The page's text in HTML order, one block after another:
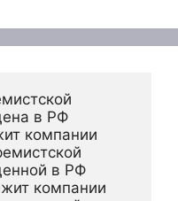
в РФ
компании
в РФ
компании